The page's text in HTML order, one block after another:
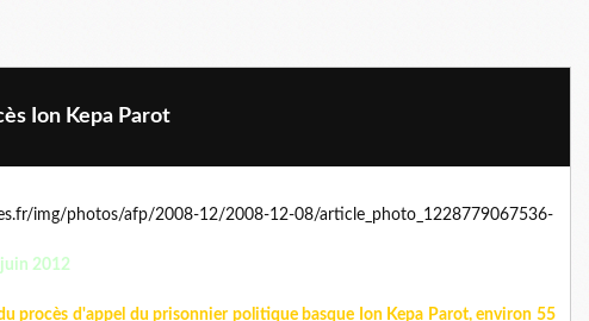
Ion Kepa Parot
juin 2012
procès d'appel du prisonnier politique basque Ion Kepa Parot, environ 55